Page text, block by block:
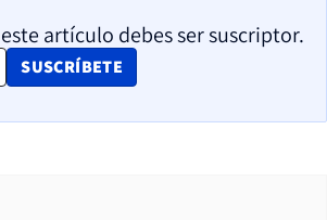
artículo debes ser suscriptor.
SUSCRÍBETE
OPENS IN NEW WINDOW